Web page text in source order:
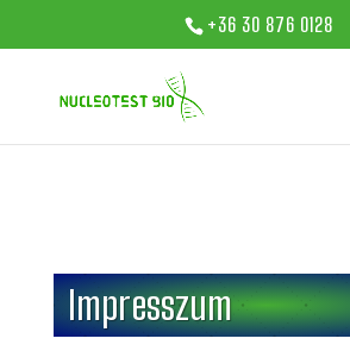
+36 30 876 0128
Impresszum